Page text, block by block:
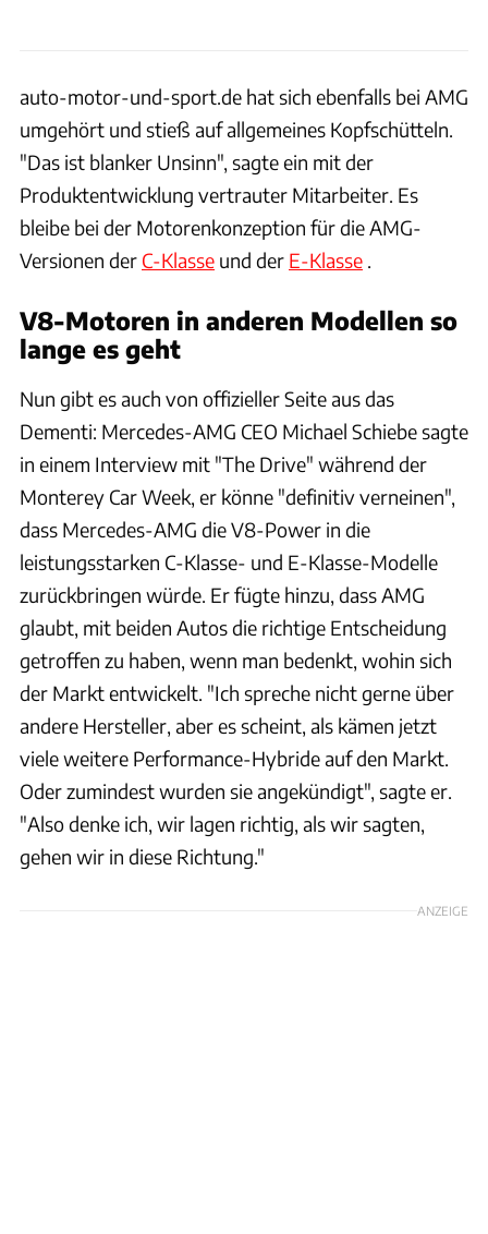
auto-motor-und-sport.de hat sich ebenfalls bei AMG
umgehört und stieß auf allgemeines Kopfschütteln.
"Das ist blanker Unsinn", sagte ein mit der
Produktentwicklung vertrauter Mitarbeiter. Es
bleibe bei der Motorenkonzeption für die AMG-
Versionen der C-Klasse und der E-Klasse .
V8-Motoren in anderen Modellen so
lange es geht
Nun gibt es auch von offizieller Seite aus das
Dementi: Mercedes-AMG CEO Michael Schiebe sagte
in einem Interview mit "The Drive" während der
Monterey Car Week, er könne "definitiv verneinen",
dass Mercedes-AMG die V8-Power in die
leistungsstarken C-Klasse- und E-Klasse-Modelle
zurückbringen würde. Er fügte hinzu, dass AMG
glaubt, mit beiden Autos die richtige Entscheidung
getroffen zu haben, wenn man bedenkt, wohin sich
der Markt entwickelt. "Ich spreche nicht gerne über
andere Hersteller, aber es scheint, als kämen jetzt
viele weitere Performance-Hybride auf den Markt.
Oder zumindest wurden sie angekündigt", sagte er.
"Also denke ich, wir lagen richtig, als wir sagten,
gehen wir in diese Richtung."
ANZEIGE